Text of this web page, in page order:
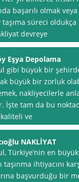
başarılı olmak
taşıma süreci
devreye
Eşya Depolama
gibi büyük bir
büyük bir zorluk
nakliyecilerle
İşte tam da bu
ve
NAKLİYAT
Türkiye’nin en
taşınma ihtiyacını
başvurduğu bir